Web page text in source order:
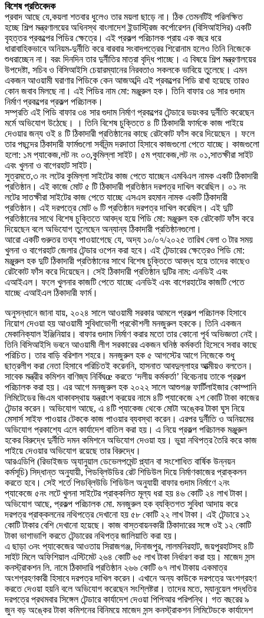
বিশেষ প্রতিবেদক
প্রবাদ আছে যে,কয়লা শতবার ধুলেও তার ময়লা ছাড়ে না। ঠিক তেমনটিই পরিলক্ষিত
হচ্ছে শিল্প মন্ত্রণালয়ের অধিনস্থ বাংলাদেশ ইন্ডাস্ট্রিজ কর্পোরেশন (বিসিআইসির) একটি
বৃহত্তর প্রকল্পের পিডির ক্ষেত্রে। এই প্রকল্প পরিচালক প্রায় এক বছর ধরে
ধারাবাহিকভাবে অনিয়ম-দুর্নীতি করে বারবার সংবাদপত্রের শিরোনাম হলেও তিনি নিজেকে
শুধরাচ্ছেন না। বরং দিনদিন তার দুর্নীতির মাত্রা বৃদ্ধি পাচ্ছে। এ বিষয়ে শিল্প মন্ত্রণালয়ের
উপদেষ্টা, সচিব ও বিসিআইসি চেয়ারম্যানের নিরবতাও সকলকে ভাবিয়ে তুলেছে। এমন
একজন আওয়ামী ঘরাণার পিডিকে কেন আজঅব্দি এই প্রকল্পের পিডি রাখা হয়েছে তারও
কোন জবাব মিলছে না। এই পিডির নাম মো: মঞ্জুরুল হক। তিনি বাফার ৩৪ সার গুদাম
নির্মাণ প্রকল্পের প্রকল্প পরিচালক।
সম্প্রতি এই পিডি বাফার ৩৪ সার গুদাম নির্মাণ প্রকল্পের টেন্ডারে ভয়ংকর দুর্নীতি করেছেন
মর্মে অভিযোগ উঠেছে। । তিনি বিশেষ চুক্তিতে ৪ টি ঠিকাদারী ফার্মকে কাজ পাইয়ে
দেওয়ার জন্য ওই ৪ টি ঠিকাদারী প্রতিষ্ঠানের কাছে রেটকোট ফাঁস করে দিয়েছেন । ফলে
তার পছন্দের ঠিকাদারী ফার্মগুলো সর্বনিন্ম দরদাতা হিসাবে কাজগুলো পেতে যাচ্ছে। কাজগুলো
হলো: ১ম প্যাকেজ,লট নং ০৩,কুমিল্লা সাইট। ৫ম প্যাকেজ,লট নং ০১,সাতক্ষীরা সাইট
এবং খুলনা ও বাগেরহাট সাইট।
সুত্রমতে,৩ নং লটের কুমিল্লা সাইটের কাজ পেতে যাচ্ছেন এমবিএল নামক একটি ঠিকাদারী
প্রতিষ্ঠান। এই কাজে মোট ৫ টি ঠিকাদারী প্রতিষ্ঠান দরপত্র দাখিল করেছিল। ০১ নং
লটের সাতক্ষীরা সাইটের কাজ পেতে যাচ্ছে এসএস রহমান নামক একটি ঠিকাদারী
প্রতিষ্ঠান। এই দরপত্রে মোট ৬ টি প্রতিষ্ঠান দরপত্র দাখিল করেছিল। এই দুটি
প্রতিষ্ঠানের সাথে বিশেষ চুক্তিতে আবদ্ধ হয়ে পিডি মো: মঞ্জুরুল হক রেটকোট ফাঁস করে
দিয়েছেন বলে অভিযোগ তুলেছেন অন্যান্য ঠিকাদারী প্রতিষ্ঠানগুলো।
আরো একটি গুরুতর তথ্য পাওয়াগেছে যে, অদ্য ১০/০৭/২০২৫ তারিখ বেলা ৩ টার সময়
খুলনা ও বাগেরহাট জেলার টেন্ডার ওপেন করা হবে। এই টেন্ডারের ক্ষেত্রেও পিডি মো:
মঞ্জুরুল হক দুটি ঠিকাদারী প্রতিষ্ঠানের সাথে বিশেষ চুক্তিতে আবদ্ধ হয়ে তাদের কাছেও
রেটকোট ফাঁস করে দিয়েছেন। সেই ঠিকাদারী প্রতিষ্ঠান দুটির নাম: এনডিই এবং
এআইএল। ফলে খুলনার কাজটি পেতে যাচ্ছে এনডিই এবং বাগেরহাটের কাজটি পেতে
যাচ্ছে এআইএল ঠিকাদারী ফার্ম।
অনুসন্ধানে জানা যায়, ২০২৪ সালে আওয়ামী সরকার আমলে প্রকল্প পরিচালক হিসাবে
নিয়োগ দেওয়া হয় আওয়ামী সুবিধাভোগী প্রকৌশলী মনজুরুল হককে। তিনি একজন
মেকানিক্যাল ইঞ্জিনিয়ার। বাফার গুদাম নির্মাণ করার মতো তার কোনো পূর্ব অভিজ্ঞতা নেই।
তিনি বিসিআইসি ভবনে আওয়ামী লীগ সরকারের একজন ঘনিষ্ঠ কর্মকর্তা হিসেবে সবার কাছে
পরিচিত। তার বাড়ি বরিশাল শহরে। মনজুরুল হক ৫ আগস্টের আগে নিজেকে শুধু
ছাত্রলীগ করা নেতা হিসাবে পরিচিতই করেননি, হাসনাত আবদুল্লাহর আত্মীয়ও বলতেন।
সাবেক মন্ত্রীর কমিশন বাণিজ্য নির্বিঘœ করতে ‘দলীয় কর্মকর্তা’ বিবেচনায় তাকে প্রকল্প
পরিচালক করা হয়। এর আগে মনজুরুল হক ২০২২ সালে আশুগঞ্জ ফার্টিলাইজার কোম্পানি
লিমিটেডের জিএম থাকাবস্থায় যন্ত্রাংশ ক্রয়ের নামে ৪টি প্যাকেজে ২শ কোটি টাকা কাজের
টেন্ডার করেন। অভিযোগ আছে, এ ৪টি প্যাকেজ থেকে মোটা অঙ্কের টাকা ঘুস নিয়ে
মেসার্স সাইফ পাওয়ার টেককে কাজ পাওয়ার ব্যবস্থা করেন। এরপর দুর্নীতি ও অনিয়মের
অভিযোগ প্রকাশ্যে এলে কার্যাদেশ বাতিল করা হয়। এ নিয়ে প্রকল্প পরিচালক মঞ্জুরুল
হকের বিরুদ্ধে দুর্নীতি দমন কমিশনে অভিযোগ দেওয়া হয়। ভুয়া নথিপত্র তৈরি করে কাজ
পাইয়ে দেওয়ার অভিযোগ রয়েছে তার বিরুদ্ধে।
আরএডিপি (রিভাইজড অ্যানুয়াল ডেভেলপমেন্ট প্ল্যান বা সংশোধিত বার্ষিক উন্নয়ন
কর্মসূচি) সিদ্ধান্ত অনুযায়ী, পিডব্লিউডির রেট শিডিউল দিয়ে নির্মাণকাজের প্রাক্কলন
করতে হবে। সেই শর্তে পিডব্লিউডি শিডিউল অনুযায়ী বাফার গুদাম নির্মাণে ২নং
প্যাকেজে ৫নং লটে খুলনা সাইটের প্রাক্কলিত মূল্য ধরা হয় ৪৬ কোটি ২৪ লাখ টাকা।
অভিযোগ আছে, প্রকল্প পরিচালক মো. মনজুরুল হক ব্যক্তিগত সুবিধা আদায় করে
দরপত্র প্রাক্কলনের নথিপত্রে দেখানো হয় ৫৮ কোটি ২২ লাখ টাকা। এই টেন্ডারে ১২
কোটি টাকার বেশি দেখানো হয়েছে। কাজ বাস্তবায়নকারী ঠিকাদারের সঙ্গে ওই ১২ কোটি
টাকা ভাগাভাগি করতে টেন্ডারের নথিপত্র জালিয়াতি করা হয়।
এ ছাড়া ৩নং প্যাকেজের আওতায় সিরাজগঞ্জ, দিনাজপুর, লালমনিরহাট, জয়পুরহাটসহ ৪টি
সাইট মিলে অফিশিয়াল এস্টিমেট ২৬৪ কোটি ৬৫ লাখ টাকা নির্ধারণ করা হয়। মাজেদ সন্স
কনস্ট্রাকশন লি. নামে ঠিকাদারি প্রতিষ্ঠান ২৬৬ কোটি ৬৭ লাখ টাকায় একমাত্র
অংশগ্রহণকারী হিসাবে দরপত্র দাখিল করেন। এখানে অন্য কাউকে দরপত্রে অংশগ্রহণ
করতে দেওয়া হয়নি বলে অভিযোগ করেছেন সংশ্লিষ্টরা। তাদের মতে, ম্যানুয়েল পদ্ধতির
দরপত্রে প্রথমবার সিঙ্গেল টেন্ডারে কার্যাদেশ দেওয়া পিপিআর পরিপন্থি। গত বছরের ৯
জুন বড় অঙ্কের টাকা কমিশনের বিনিময়ে মাজেদ সন্স কনস্ট্রাকশন লিমিটেডকে কার্যাদেশ